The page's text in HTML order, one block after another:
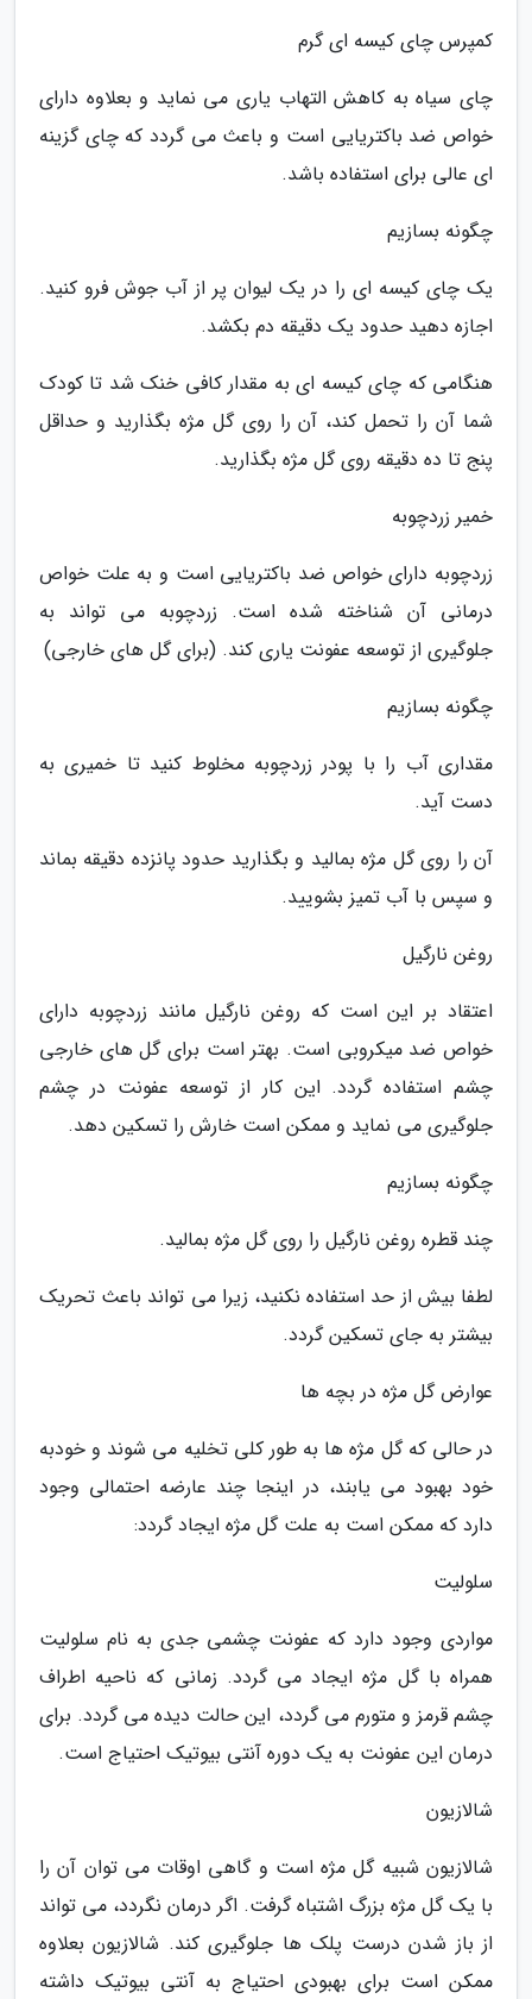
کمپرس چای کیسه ای گرم
چای سیاه به کاهش التهاب یاری می نماید و بعلاوه دارای
خواص ضد باکتریایی است و باعث می گردد که چای گزینه
ای عالی برای استفاده باشد.
چگونه بسازیم
یک چای کیسه ای را در یک لیوان پر از آب جوش فرو کنید.
اجازه دهید حدود یک دقیقه دم بکشد.
هنگامی که چای کیسه ای به مقدار کافی خنک شد تا کودک
شما آن را تحمل کند، آن را روی گل مژه بگذارید و حداقل
پنج تا ده دقیقه روی گل مژه بگذارید.
خمیر زردچوبه
زردچوبه دارای خواص ضد باکتریایی است و به علت خواص
درمانی آن شناخته شده است. زردچوبه می تواند به
جلوگیری از توسعه عفونت یاری کند. (برای گل های خارجی)
چگونه بسازیم
مقداری آب را با پودر زردچوبه مخلوط کنید تا خمیری به
دست آید.
آن را روی گل مژه بمالید و بگذارید حدود پانزده دقیقه بماند
و سپس با آب تمیز بشویید.
روغن نارگیل
اعتقاد بر این است که روغن نارگیل مانند زردچوبه دارای
خواص ضد میکروبی است. بهتر است برای گل های خارجی
چشم استفاده گردد. این کار از توسعه عفونت در چشم
جلوگیری می نماید و ممکن است خارش را تسکین دهد.
چگونه بسازیم
چند قطره روغن نارگیل را روی گل مژه بمالید.
لطفا بیش از حد استفاده نکنید، زیرا می تواند باعث تحریک
بیشتر به جای تسکین گردد.
عوارض گل مژه در بچه ها
در حالی که گل مژه ها به طور کلی تخلیه می شوند و خودبه
خود بهبود می یابند، در اینجا چند عارضه احتمالی وجود
دارد که ممکن است به علت گل مژه ایجاد گردد:
سلولیت
مواردی وجود دارد که عفونت چشمی جدی به نام سلولیت
همراه با گل مژه ایجاد می گردد. زمانی که ناحیه اطراف
چشم قرمز و متورم می گردد، این حالت دیده می گردد. برای
درمان این عفونت به یک دوره آنتی بیوتیک احتیاج است.
شالازیون
شالازیون شبیه گل مژه است و گاهی اوقات می توان آن را
با یک گل مژه بزرگ اشتباه گرفت. اگر درمان نگردد، می تواند
از باز شدن درست پلک ها جلوگیری کند. شالازیون بعلاوه
ممکن است برای بهبودی احتیاج به آنتی بیوتیک داشته